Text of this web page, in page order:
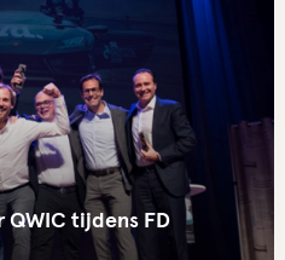
tijdens FD